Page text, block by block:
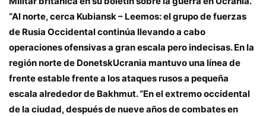
“Al norte, cerca Kubiansk– Leemos: el grupo de fuerzas
de Rusia Occidental continúa llevando a cabo
operaciones ofensivas a gran escala pero indecisas. En la
región norte de DonetskUcrania mantuvo una línea de
frente estable frente a los ataques rusos a pequeña
escala alrededor de Bakhmut. “En el extremo occidental
de la ciudad, después de nueve años de combates en